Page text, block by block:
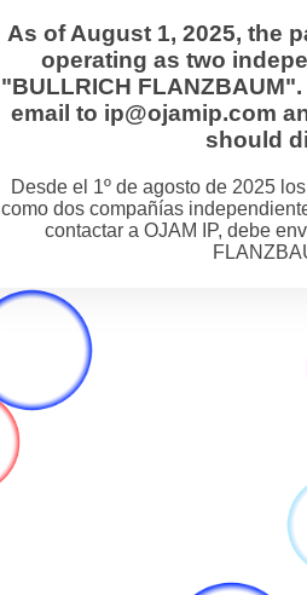
As of August 1, 2025, the
operating as two
"BULLRICH
email to ip@ojamip.com
should
Desde el 1º de agosto de 2025
como dos compañías
contactar a OJAM IP, debe